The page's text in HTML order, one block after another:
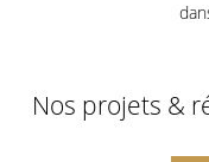
Nos projets &